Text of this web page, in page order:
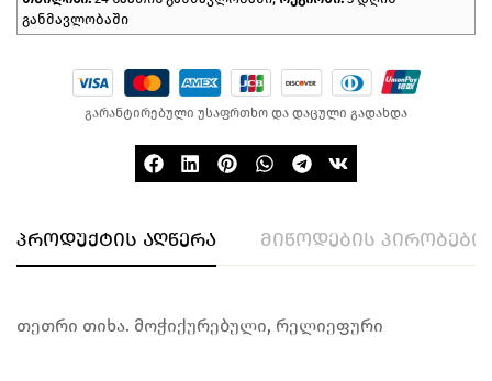
განმავლობაში
გარანტირებული უსაფრთხო და დაცული გადახდა
პროდუქტის აღწერა მიწოდების პირობები
თეთრი თიხა. მოჭიქურებული, რელიეფური